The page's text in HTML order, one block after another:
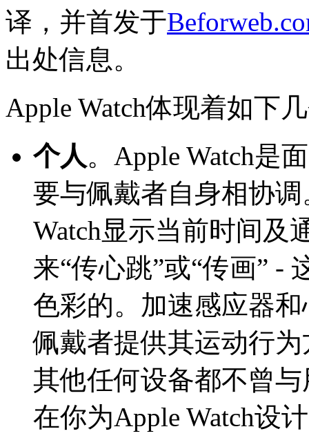
译，并首发于
出处信息。
Apple Watch体现着如下
个人。Apple Watch是
要与佩戴者自身相协
Watch显示当前时间及
来“传心跳”或“传画” -
色彩的。加速感应器
佩戴者提供其运动行
其他任何设备都不曾
在你为Apple Watch设